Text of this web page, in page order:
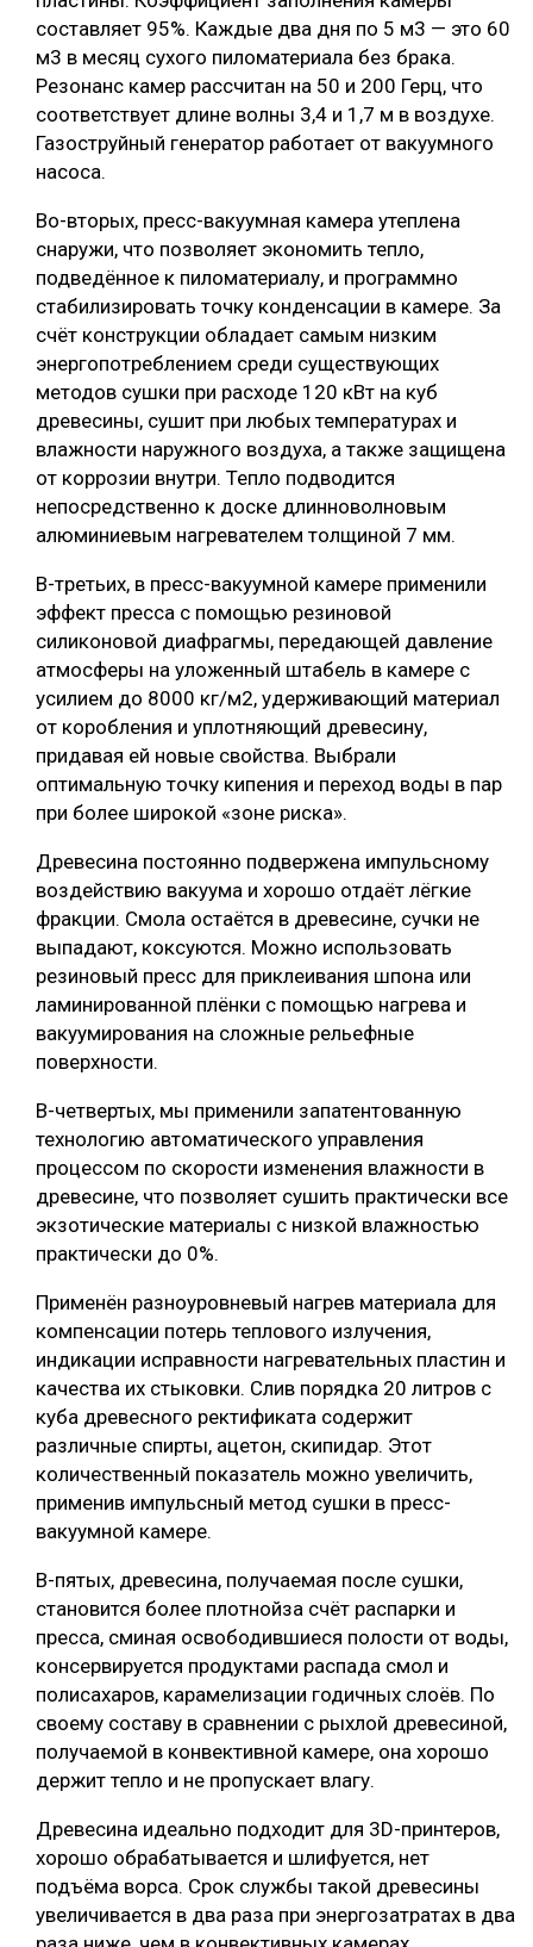
составляет 95%. Каждые два дня по 5 м3 — это 60
м3 в месяц сухого пиломатериала без брака.
Резонанс камер рассчитан на 50 и 200 Герц, что
соответствует длине волны 3,4 и 1,7 м в воздухе.
Газоструйный генератор работает от вакуумного
насоса.
Во-вторых, пресс-вакуумная камера утеплена
снаружи, что позволяет экономить тепло,
подведённое к пиломатериалу, и программно
стабилизировать точку конденсации в камере. За
счёт конструкции обладает самым низким
энергопотреблением среди существующих
методов сушки при расходе 120 кВт на куб
древесины, сушит при любых температурах и
влажности наружного воздуха, а также защищена
от коррозии внутри. Тепло подводится
непосредственно к доске длинноволновым
алюминиевым нагревателем толщиной 7 мм.
В-третьих, в пресс-вакуумной камере применили
эффект пресса с помощью резиновой
силиконовой диафрагмы, передающей давление
атмосферы на уложенный штабель в камере с
усилием до 8000 кг/м2, удерживающий материал
от коробления и уплотняющий древесину,
придавая ей новые свойства. Выбрали
оптимальную точку кипения и переход воды в пар
при более широкой «зоне риска».
Древесина постоянно подвержена импульсному
воздействию вакуума и хорошо отдаёт лёгкие
фракции. Смола остаётся в древесине, сучки не
выпадают, коксуются. Можно использовать
резиновый пресс для приклеивания шпона или
ламинированной плёнки с помощью нагрева и
вакуумирования на сложные рельефные
поверхности.
В-четвертых, мы применили запатентованную
технологию автоматического управления
процессом по скорости изменения влажности в
древесине, что позволяет сушить практически все
экзотические материалы с низкой влажностью
практически до 0%.
Применён разноуровневый нагрев материала для
компенсации потерь теплового излучения,
индикации исправности нагревательных пластин и
качества их стыковки. Слив порядка 20 литров с
куба древесного ректификата содержит
различные спирты, ацетон, скипидар. Этот
количественный показатель можно увеличить,
применив импульсный метод сушки в пресс-
вакуумной камере.
В-пятых, древесина, получаемая после сушки,
становится более плотнойза счёт распарки и
пресса, сминая освободившиеся полости от воды,
консервируется продуктами распада смол и
полисахаров, карамелизации годичных слоёв. По
своему составу в сравнении с рыхлой древесиной,
получаемой в конвективной камере, она хорошо
держит тепло и не пропускает влагу.
Древесина идеально подходит для 3D-принтеров,
хорошо обрабатывается и шлифуется, нет
подъёма ворса. Срок службы такой древесины
увеличивается в два раза при энергозатратах в два